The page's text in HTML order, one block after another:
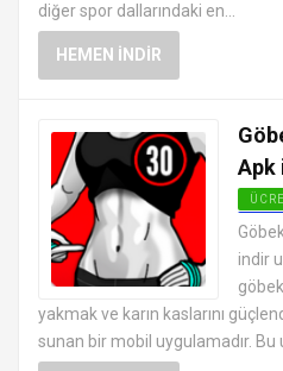
diğer spor dallarındaki en...
HEMEN İNDIR
Apk
indir
yakmak ve karın kaslarını
sunan bir mobil uygulamadır. Bu